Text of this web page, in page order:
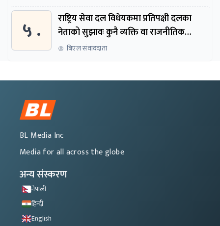
५ .
राष्ट्रिय सेवा दल विधेयकमा प्रतिपक्षी दलका
नेताको सुझावः कुनै व्यक्ति वा राजनीतिक
नेतृत्वबाट निर्देशित हुने संस्था नबनोस्
बिएल संवाददाता
BL Media Inc
Media for all across the globe
अन्य संस्करण
नेपाली
हिन्दी
English